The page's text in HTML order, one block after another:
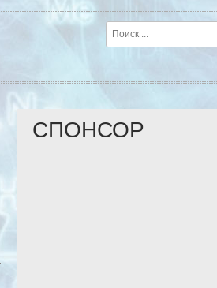
СПОНСОР